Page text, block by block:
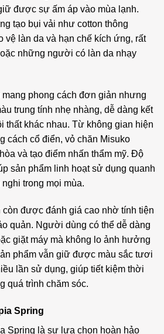
được sự ấm áp vào mùa lạnh.
tạo bụi vải như cotton thông
vệ làn da và hạn chế kích ứng, rất
những người có làn da nhạy
mang phong cách đơn giản nhưng
trung tính nhẹ nhàng, dễ dàng kết
thất khác nhau. Từ không gian hiện
cách cổ điển, vỏ chăn Misuko
và tạo điểm nhấn thẩm mỹ. Độ
sản phẩm linh hoạt sử dụng quanh
trong mọi mùa.
còn được đánh giá cao nhờ tính tiện
quản. Người dùng có thể dễ dàng
giặt máy mà không lo ảnh hưởng
phẩm vẫn giữ được màu sắc tươi
lần sử dụng, giúp tiết kiệm thời
quá trình chăm sóc.
Spring
Spring là sự lựa chọn hoàn hảo